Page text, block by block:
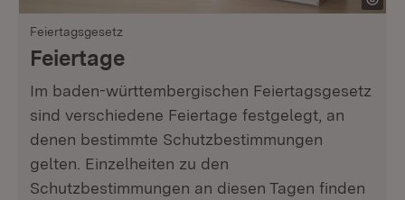
Feiertagsgesetz
Feiertage
Im baden-württembergischen Feiertagsgesetz
sind verschiedene Feiertage festgelegt, an
denen bestimmte Schutzbestimmungen
gelten. Einzelheiten zu den
Schutzbestimmungen an diesen Tagen finden